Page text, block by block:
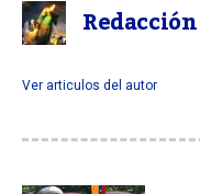
Ver articulos del autor